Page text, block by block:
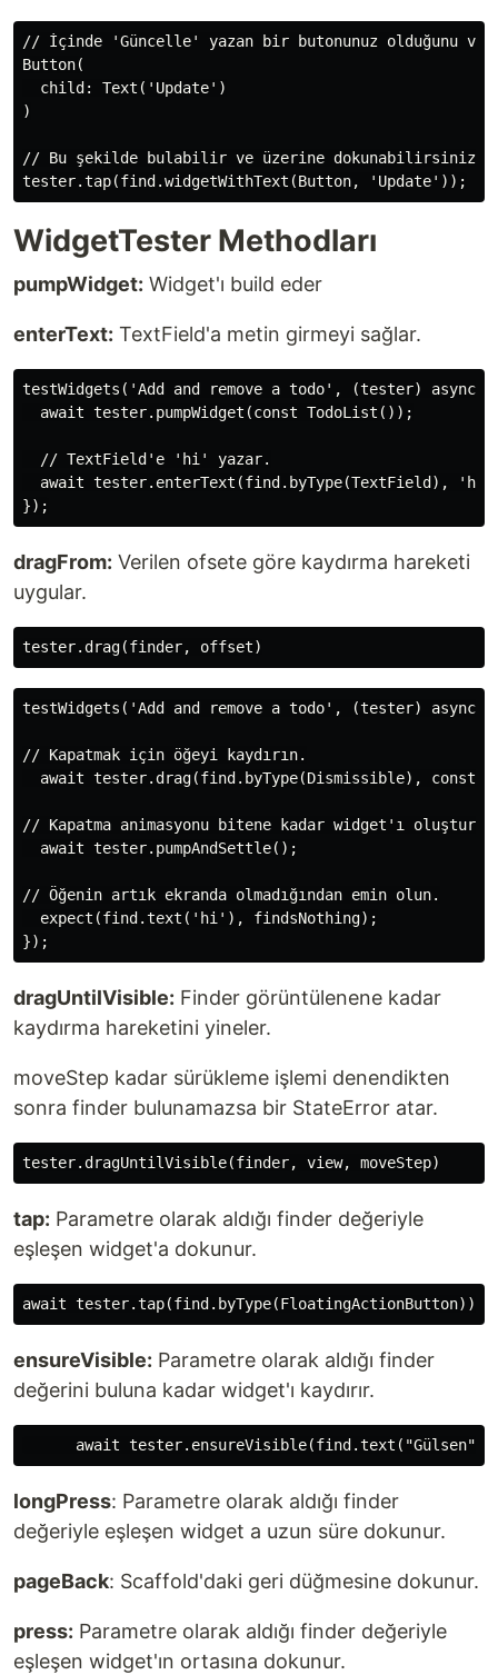
// İçinde 'Güncelle' yazan bir butonunuz olduğunu
Button(
  child: Text('Update')
)
// Bu şekilde bulabilir ve üzerine dokunabilirsiniz:
WidgetTester Methodları
pumpWidget: Widget'ı build eder
enterText: TextField'a metin girmeyi sağlar.
testWidgets('Add and remove a todo', (tester) async {
  await tester.pumpWidget(const TodoList());
  // TextField'e 'hi' yazar.
await tester.enterText(find.byType(TextField),
dragFrom: Verilen ofsete göre kaydırma hareketi
uygular.
testWidgets('Add and remove a todo', (tester) async {
// Kapatmak için öğeyi kaydırın.
await tester.drag(find.byType(Dismissible), const
// Kapatma animasyonu bitene kadar widget'ı
  await tester.pumpAndSettle();
// Öğenin artık ekranda olmadığından emin olun.
  expect(find.text('hi'), findsNothing);
dragUntilVisible: Finder görüntülenene kadar
kaydırma hareketini yineler.
moveStep kadar sürükleme işlemi denendikten
sonra finder bulunamazsa bir StateError atar.
tap: Parametre olarak aldığı finder değeriyle
eşleşen widget'a dokunur.
ensureVisible: Parametre olarak aldığı finder
değerini buluna kadar widget'ı kaydırır.
longPress: Parametre olarak aldığı finder
değeriyle eşleşen widget a uzun süre dokunur.
pageBack: Scaffold'daki geri düğmesine dokunur.
press: Parametre olarak aldığı finder değeriyle
eşleşen widget'ın ortasına dokunur.